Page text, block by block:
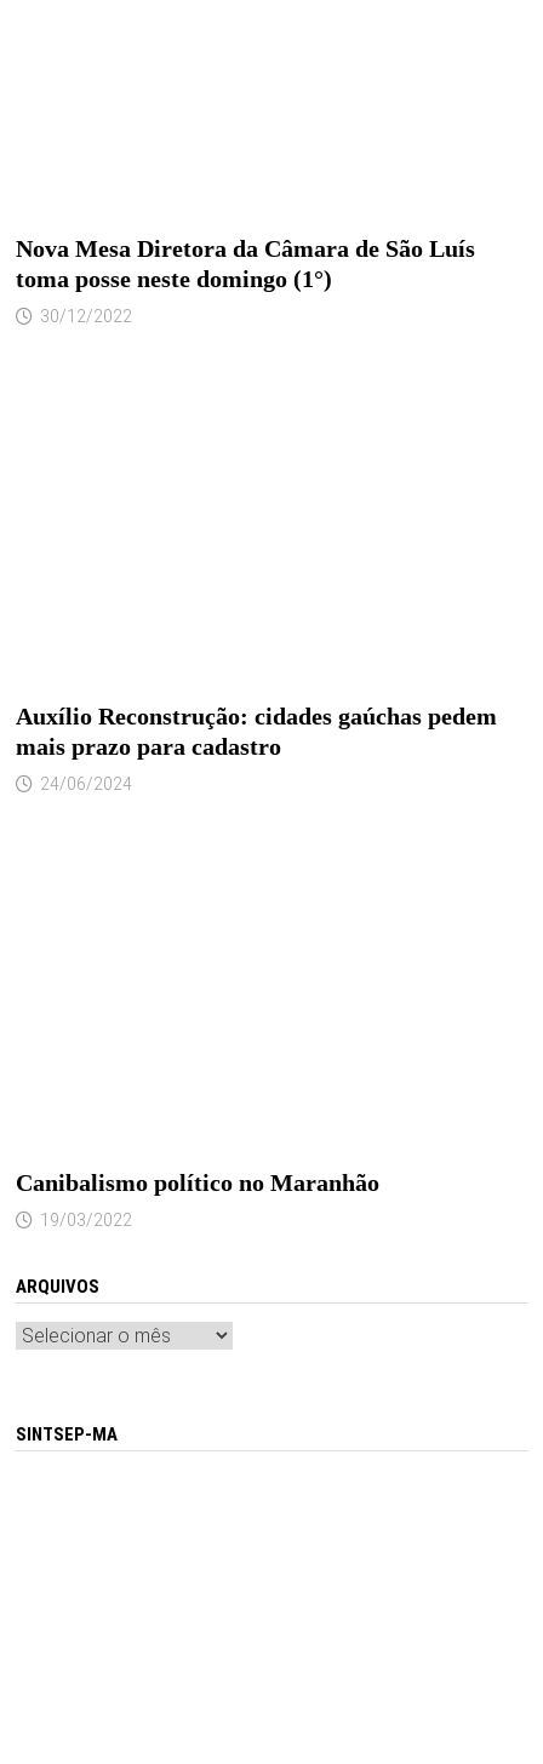
Nova Mesa Diretora da Câmara de São Luís
toma posse neste domingo (1°)
30/12/2022
Auxílio Reconstrução: cidades gaúchas pedem
mais prazo para cadastro
24/06/2024
Canibalismo político no Maranhão
19/03/2022
ARQUIVOS
Arquivos
SINTSEP-MA